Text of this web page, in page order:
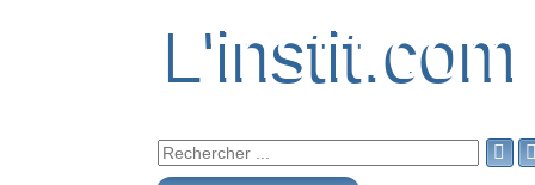
L'instit.com
L'instit.com
